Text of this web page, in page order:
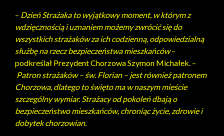
– Dzień Strażaka to wyjątkowy moment, w którym z
wdzięcznością i uznaniem możemy zwrócić się do
wszystkich strażaków za ich codzienną, odpowiedzialną
służbę na rzecz bezpieczeństwa mieszkańców–
podkreślał Prezydent Chorzowa Szymon Michałek. –
Patron strażaków – św. Florian – jest również patronem
Chorzowa, dlatego to święto ma w naszym mieście
szczególny wymiar. Strażacy od pokoleń dbają o
bezpieczeństwo mieszkańców, chroniąc życie, zdrowie i
dobytek chorzowian.